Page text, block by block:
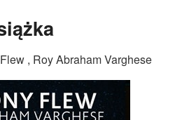
, Roy Abraham Varghese